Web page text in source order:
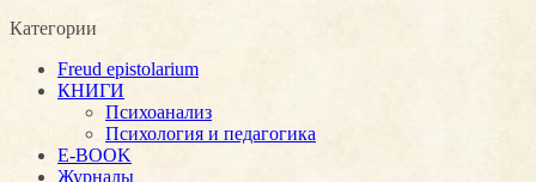
Категории
Freud epistolarium
КНИГИ
Психоанализ
Психология и педагогика
E-BOOK
Журналы